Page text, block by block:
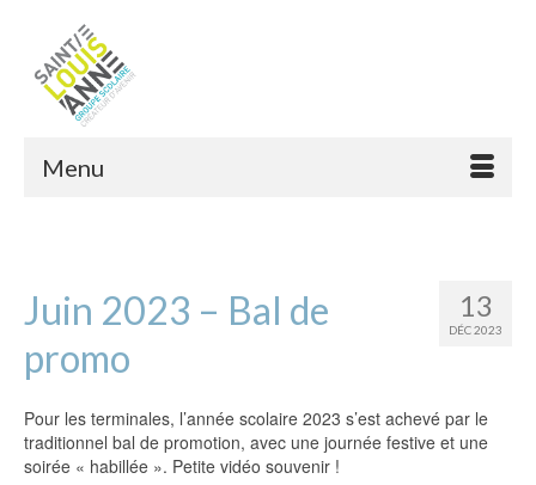
Menu
13
DÉC 2023
Juin 2023 – Bal de
promo
Pour les terminales, l’année scolaire 2023 s’est achevé par le
traditionnel bal de promotion, avec une journée festive et une
soirée « habillée ». Petite vidéo souvenir !